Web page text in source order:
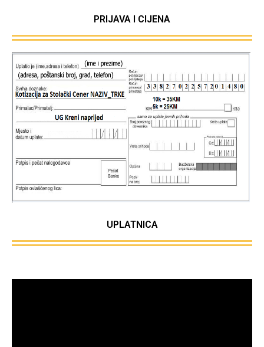
PRIJAVA I CIJENA
UPLATNICA